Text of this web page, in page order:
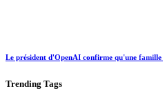
Le président d'OpenAI confirme qu'une
Trending Tags